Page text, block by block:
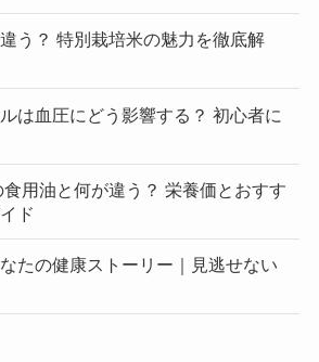
う？ 特別栽培米の魅力を徹底解
は血圧にどう影響する？ 初心者に
用油と何が違う？ 栄養価とおすす
ド
たの健康ストーリー｜見逃せない